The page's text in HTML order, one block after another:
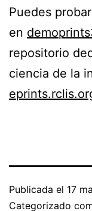
Puedes
en
repositorio
ciencia de la
Publicada el 17
Categorizado